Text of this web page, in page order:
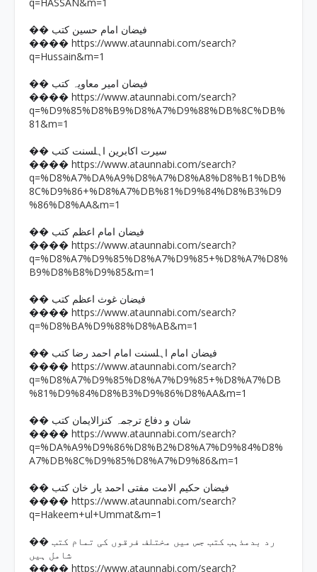
�� فیضان امام حسین کتب
���� https://www.ataunnabi.com/search?
q=Hussain&m=1
�� فیضان امیر معاویہ کتب
���� https://www.ataunnabi.com/search?
q=%D9%85%D8%B9%D8%A7%D9%88%DB%8C%DB%
81&m=1
�� سیرت اکابرین اہلسنت کتب
���� https://www.ataunnabi.com/search?
q=%D8%A7%DA%A9%D8%A7%D8%A8%D8%B1%DB%
8C%D9%86+%D8%A7%DB%81%D9%84%D8%B3%D9
%86%D8%AA&m=1
�� فیضان امام اعظم کتب
���� https://www.ataunnabi.com/search?
q=%D8%A7%D9%85%D8%A7%D9%85+%D8%A7%D8%
B9%D8%B8%D9%85&m=1
�� فیضان غوث اعظم کتب
���� https://www.ataunnabi.com/search?
q=%D8%BA%D9%88%D8%AB&m=1
�� فیضان امام اہلسنت امام احمد رضا کتب
���� https://www.ataunnabi.com/search?
q=%D8%A7%D9%85%D8%A7%D9%85+%D8%A7%DB
%81%D9%84%D8%B3%D9%86%D8%AA&m=1
�� شان و دفاع ترجمہ کنزالایمان کتب
���� https://www.ataunnabi.com/search?
q=%DA%A9%D9%86%D8%B2%D8%A7%D9%84%D8%
A7%DB%8C%D9%85%D8%A7%D9%86&m=1
�� فیضان حکیم الامت مفتی احمد یار خان کتب
���� https://www.ataunnabi.com/search?
q=Hakeem+ul+Ummat&m=1
�� رد بدمذہب کتب جس میں مختلف فرقوں کی تمام کتب
شامل ہیں
���� https://www.ataunnabi.com/search?